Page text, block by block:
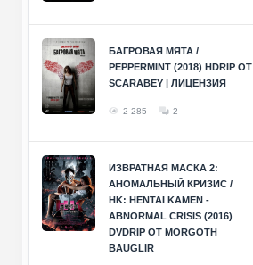
БАГРОВАЯ МЯТА /
PEPPERMINT (2018) HDRIP ОТ
SCARABEY | ЛИЦЕНЗИЯ
2 285 2
ИЗВРАТНАЯ МАСКА 2:
АНОМАЛЬНЫЙ КРИЗИС /
HK: HENTAI KAMEN -
ABNORMAL CRISIS (2016)
DVDRIP ОТ MORGOTH
BAUGLIR